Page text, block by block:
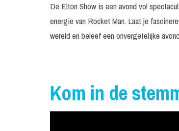
De Elton Show is een avond vol
energie van Rocket Man. Laat je
wereld en beleef een onvergetelijke
Kom in de